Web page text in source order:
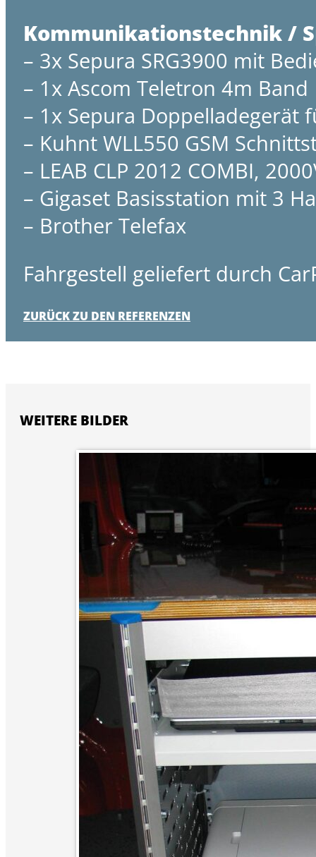
Kommunikationstechnik /
– 3x Sepura SRG3900 mit
– 1x Ascom Teletron 4m Band
– 1x Sepura Doppelladegerät
– Kuhnt WLL550 GSM
– LEAB CLP 2012 COMBI,
– Gigaset Basisstation mit 3
– Brother Telefax
Fahrgestell geliefert durch
ZURÜCK ZU DEN REFERENZEN
WEITERE BILDER